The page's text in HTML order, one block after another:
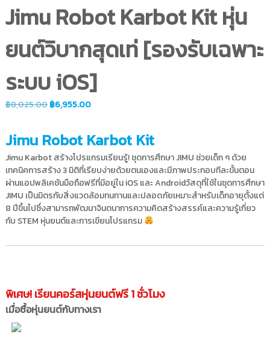
Jimu Robot Karbot Kit หุ่น
ยนต์วิบากสุดเท่ [รองรับเฉพาะ
ระบบ iOS]
฿8,025.00฿6,955.00
Jimu Robot Karbot Kit
Jimu Karbot สร้างโปรแกรมเรียนรู้! ชุดการศึกษา JIMU ช่วยเด็ก ๆ ด้วย
เทคนิคการสร้าง 3 มิติที่เรียบง่ายด้วยตนเองและมีภาพประกอบทีละขั้นตอน
ผ่านแอปพลิเคชันมือถือฟรีที่มีอยู่ใน iOS และ Androidวัสดุที่ใช้ในชุดการศึกษา
JIMU เป็นมิตรกับสิ่งแวดล้อมทนทานและปลอดภัยเหมาะสำหรับเด็กอายุตั้งแต่
8 ปีขึ้นไปซึ่งสามารถพัฒนาจินตนาการความคิดสร้างสรรค์และความรู้เกี่ยว
กับ STEM หุ่นยนต์และการเขียนโปรแกรม
พิเศษ! เรียนคอร์สหุ่นยนต์ฟรี 1 ชั่วโมง
เมื่อซื้อหุ่นยนต์กับทางเรา